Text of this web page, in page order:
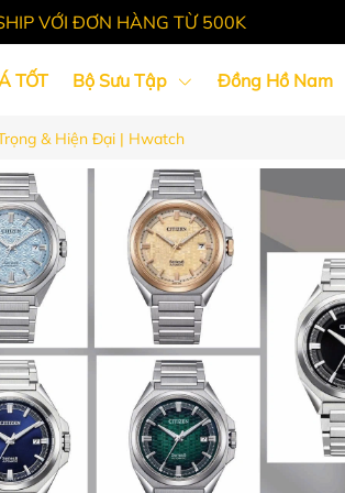
VỚI ĐƠN HÀNG TỪ 500K
TỐT Bộ Sưu Tập Đồng Hồ Nam
& Hiện Đại | Hwatch